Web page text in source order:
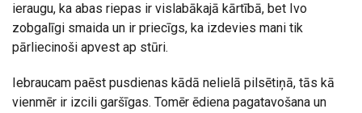
ieraugu, ka abas riepas ir vislabākajā kārtībā, bet Ivo
zobgalīgi smaida un ir priecīgs, ka izdevies mani tik
pārliecinoši apvest ap stūri.
Iebraucam paēst pusdienas kādā nelielā pilsētiņā, tās kā
vienmēr ir izcili garšīgas. Tomēr ēdiena pagatavošana un